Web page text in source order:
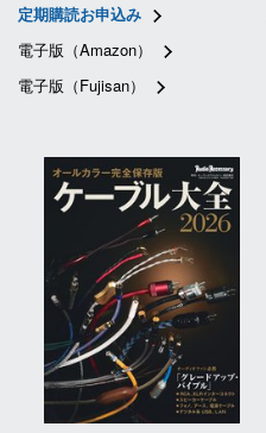
定期購読お申込み
電子版（Amazon）
電子版（Fujisan）